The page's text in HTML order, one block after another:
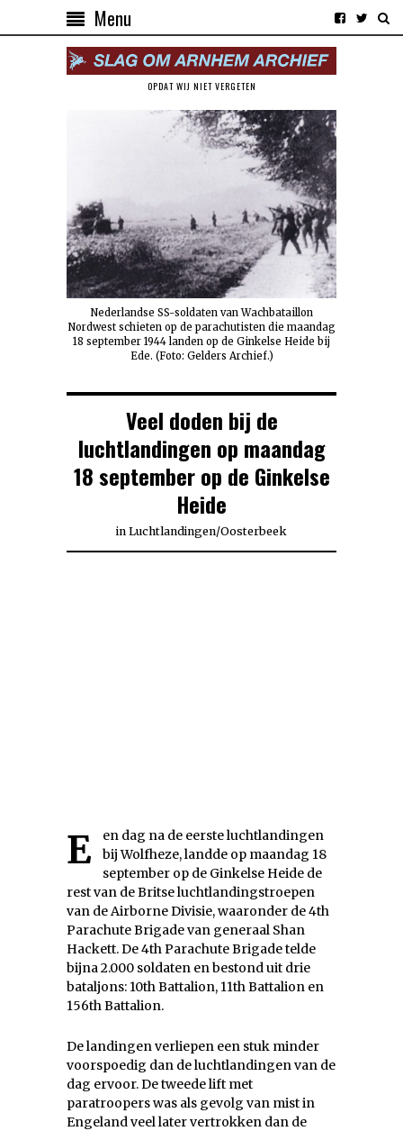
Menu
OPDAT WIJ NIET VERGETEN
Nederlandse SS-soldaten van Wachbataillon
Nordwest schieten op de parachutisten die maandag
18 september 1944 landen op de Ginkelse Heide bij
Ede. (Foto: Gelders Archief.)
Veel doden bij de
luchtlandingen op maandag
18 september op de Ginkelse
Heide
in Luchtlandingen/Oosterbeek
Een dag na de eerste luchtlandingen
bij Wolfheze, landde op maandag 18
september op de Ginkelse Heide de
rest van de Britse luchtlandingstroepen
van de Airborne Divisie, waaronder de 4th
Parachute Brigade van generaal Shan
Hackett. De 4th Parachute Brigade telde
bijna 2.000 soldaten en bestond uit drie
bataljons: 10th Battalion, 11th Battalion en
156th Battalion.
De landingen verliepen een stuk minder
voorspoedig dan de luchtlandingen van de
dag ervoor. De tweede lift met
paratroopers was als gevolg van mist in
Engeland veel later vertrokken dan de